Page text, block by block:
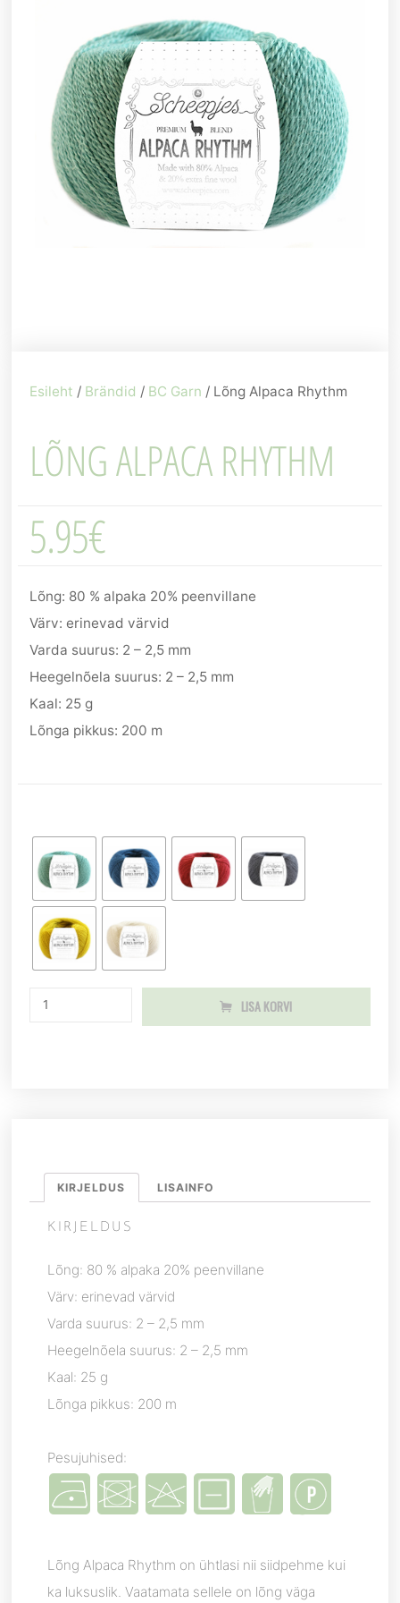
Esileht / Brändid / BC Garn / Lõng Alpaca Rhythm
LÕNG ALPACA RHYTHM
5.95€
Lõng: 80 % alpaka 20% peenvillane
Värv: erinevad värvid
Varda suurus: 2 – 2,5 mm
Heegelnõela suurus: 2 – 2,5 mm
Kaal: 25 g
Lõnga pikkus: 200 m
LISA KORVI
KIRJELDUS LISAINFO
KIRJELDUS
Lõng: 80 % alpaka 20% peenvillane
Värv: erinevad värvid
Varda suurus: 2 – 2,5 mm
Heegelnõela suurus: 2 – 2,5 mm
Kaal: 25 g
Lõnga pikkus: 200 m
Pesujuhised:
Lõng Alpaca Rhythm on ühtlasi nii siidpehme kui
ka luksuslik. Vaatamata sellele on lõng väga